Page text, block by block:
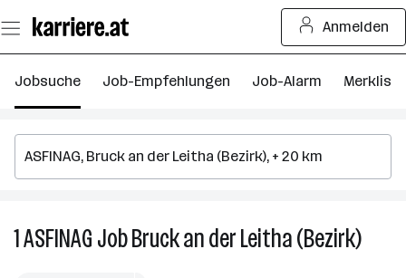
Seiteninhalt
springen
Anmelden
Jobsuche Job-Empfehlungen Job-Alarm Merkliste
1ASFINAG JobBruck an der Leitha (Bezirk)1